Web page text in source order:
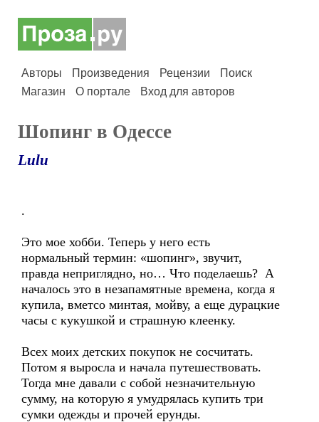
Авторы Произведения Рецензии
Поиск
Магазин
О портале Вход для авторов
Шопинг в Одессе
Lulu
.
Это мое хобби. Теперь у него есть
нормальный термин: «шопинг», звучит,
правда неприглядно, но… Что поделаешь? А
началось это в незапамятные времена, когда я
купила, вметсо минтая, мойву, а еще дурацкие
часы с кукушкой и страшную клеенку.
Всех моих детских покупок не сосчитать.
Потом я выросла и начала путешествовать.
Тогда мне давали с собой незначительную
сумму, на которую я умудрялась купить три
сумки одежды и прочей ерунды.